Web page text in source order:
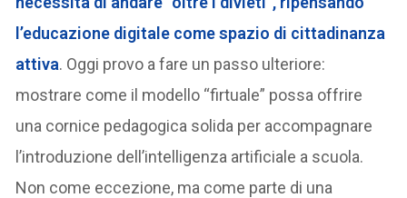
l’educazione digitale come spazio di cittadinanza
attiva. Oggi provo a fare un passo ulteriore:
mostrare come il modello “firtuale” possa offrire
una cornice pedagogica solida per accompagnare
l’introduzione dell’intelligenza artificiale a scuola.
Non come eccezione, ma come parte di una